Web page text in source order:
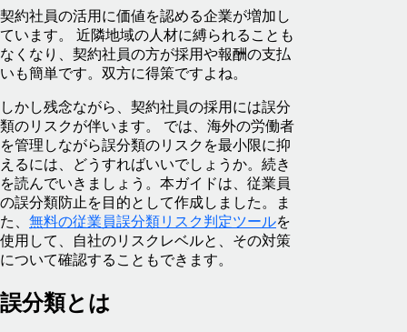
契約社員の活用に価値を認める企業が増加し
ています。 近隣地域の人材に縛られることも
なくなり、契約社員の方が採用や報酬の支払
いも簡単です。双方に得策ですよね。
しかし残念ながら、契約社員の採用には誤分
類のリスクが伴います。 では、海外の労働者
を管理しながら誤分類のリスクを最小限に抑
えるには、どうすればいいでしょうか。続き
を読んでいきましょう。本ガイドは、従業員
の誤分類防止を目的として作成しました。ま
た、 無料の従業員誤分類リスク判定ツールを
使用して、自社のリスクレベルと、その対策
について確認することもできます。
誤分類とは